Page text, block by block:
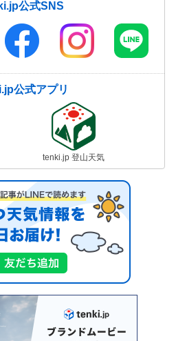
公式SNS
公式アプリ
tenki.jp 登山天気